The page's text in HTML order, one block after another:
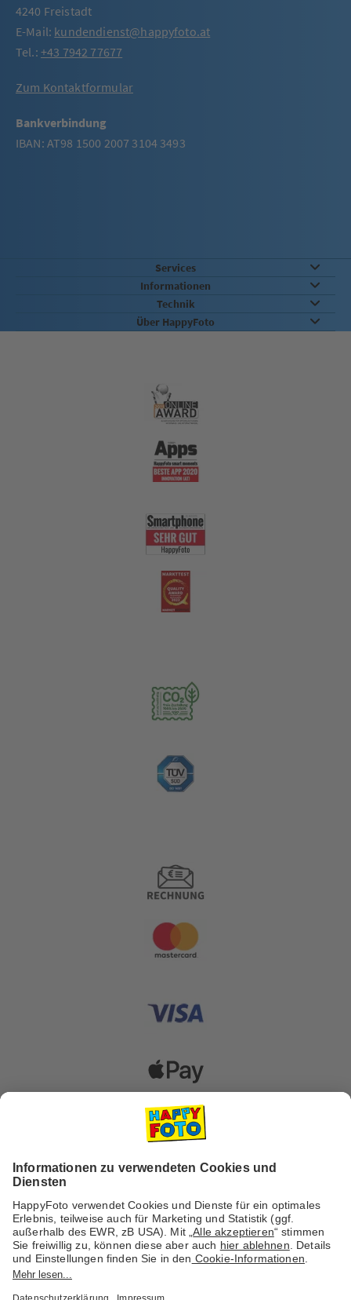
4240 Freistadt
E-Mail: kundendienst@happyfoto.at
Tel.: +43 7942 77677
Zum Kontaktformular
Bankverbindung
IBAN: AT98 1500 2007 3104 3493
Services
Informationen
Technik
Über HappyFoto
Versanddienstleister